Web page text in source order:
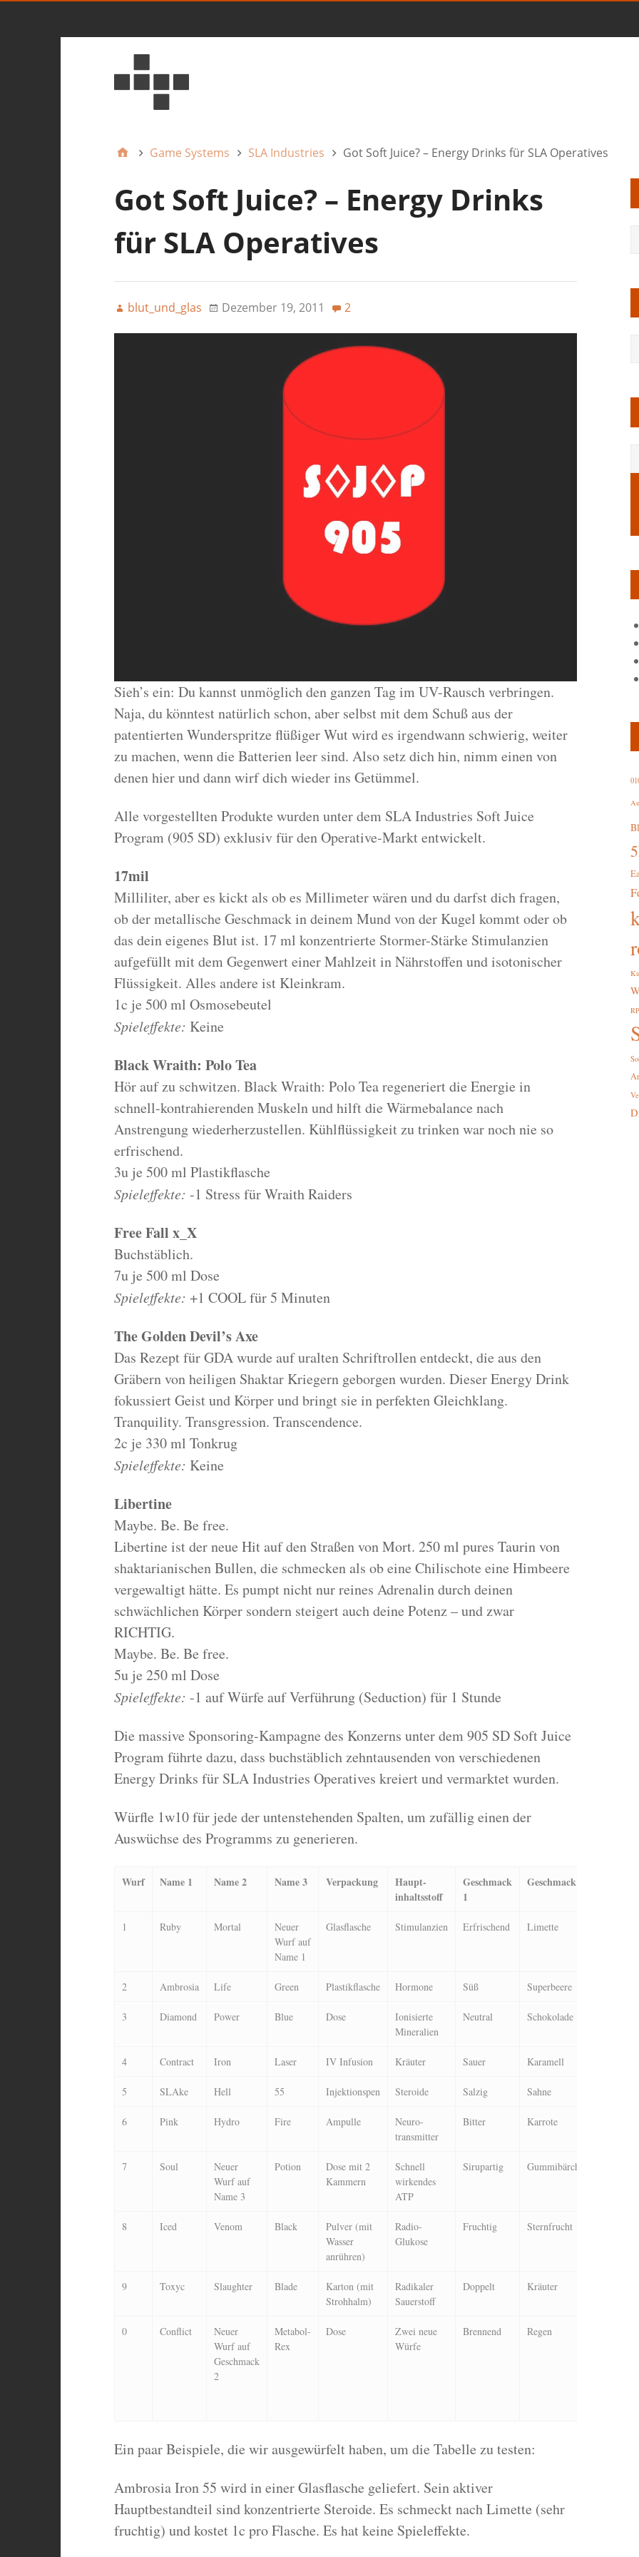
Game Systems SLA Industries Got Soft Juice? – Energy Drinks für SLA Operatives
Got Soft Juice? – Energy Drinks
für SLA Operatives
blut_und_glas Dezember 19, 2011 2
Sieh’s ein: Du kannst unmöglich den ganzen Tag im UV-Rausch verbringen.
Naja, du könntest natürlich schon, aber selbst mit dem Schuß aus der
patentierten Wunderspritze flüßiger Wut wird es irgendwann schwierig, weiter
zu machen, wenn die Batterien leer sind. Also setz dich hin, nimm einen von
denen hier und dann wirf dich wieder ins Getümmel.
Alle vorgestellten Produkte wurden unter dem SLA Industries Soft Juice
Program (905 SD) exklusiv für den Operative-Markt entwickelt.
17mil
Milliliter, aber es kickt als ob es Millimeter wären und du darfst dich fragen,
ob der metallische Geschmack in deinem Mund von der Kugel kommt oder ob
das dein eigenes Blut ist. 17 ml konzentrierte Stormer-Stärke Stimulanzien
aufgefüllt mit dem Gegenwert einer Mahlzeit in Nährstoffen und isotonischer
Flüssigkeit. Alles andere ist Kleinkram.
1c je 500 ml Osmosebeutel
Spieleffekte: Keine
Black Wraith: Polo Tea
Hör auf zu schwitzen. Black Wraith: Polo Tea regeneriert die Energie in
schnell-kontrahierenden Muskeln und hilft die Wärmebalance nach
Anstrengung wiederherzustellen. Kühlflüssigkeit zu trinken war noch nie so
erfrischend.
3u je 500 ml Plastikflasche
Spieleffekte: -1 Stress für Wraith Raiders
Free Fall x_X
Buchstäblich.
7u je 500 ml Dose
Spieleffekte: +1 COOL für 5 Minuten
The Golden Devil’s Axe
Das Rezept für GDA wurde auf uralten Schriftrollen entdeckt, die aus den
Gräbern von heiligen Shaktar Kriegern geborgen wurden. Dieser Energy Drink
fokussiert Geist und Körper und bringt sie in perfekten Gleichklang.
Tranquility. Transgression. Transcendence.
2c je 330 ml Tonkrug
Spieleffekte: Keine
Libertine
Maybe. Be. Be free.
Libertine ist der neue Hit auf den Straßen von Mort. 250 ml pures Taurin von
shaktarianischen Bullen, die schmecken als ob eine Chilischote eine Himbeere
vergewaltigt hätte. Es pumpt nicht nur reines Adrenalin durch deinen
schwächlichen Körper sondern steigert auch deine Potenz – und zwar
RICHTIG.
Maybe. Be. Be free.
5u je 250 ml Dose
Spieleffekte: -1 auf Würfe auf Verführung (Seduction) für 1 Stunde
Die massive Sponsoring-Kampagne des Konzerns unter dem 905 SD Soft Juice
Program führte dazu, dass buchstäblich zehntausenden von verschiedenen
Energy Drinks für SLA Industries Operatives kreiert und vermarktet wurden.
Würfle 1w10 für jede der untenstehenden Spalten, um zufällig einen der
Auswüchse des Programms zu generieren.
Wurf Name 1 Name 2 Name 3 Verpackung
Haupt-
inhaltsstoff
Geschmack
1
Geschmack 2
1 Ruby Mortal
Neuer
Wurf auf
Name 1
Glasflasche Stimulanzien Erfrischend Limette
2 Ambrosia Life Green Plastikflasche Hormone Süß Superbeere
3 Diamond Power Blue Dose
Ionisierte
Mineralien
Neutral Schokolade
4 Contract Iron Laser IV Infusion Kräuter Sauer Karamell
5 SLAke Hell 55 Injektionspen Steroide Salzig Sahne
6 Pink Hydro Fire Ampulle
Neuro-
transmitter
Bitter Karrote
7 Soul
Neuer
Wurf auf
Name 3
Potion
Dose mit 2
Kammern
Schnell
wirkendes
ATP
Sirupartig Gummibärchen
8 Iced Venom Black
Pulver (mit
Wasser
anrühren)
Radio-
Glukose
Fruchtig Sternfrucht
9 Toxyc Slaughter Blade
Karton (mit
Strohhalm)
Radikaler
Sauerstoff
Doppelt Kräuter
0 Conflict
Neuer
Wurf auf
Geschmack
2
Metabol-
Rex
Dose
Zwei neue
Würfe
Brennend Regen
Ein paar Beispiele, die wir ausgewürfelt haben, um die Tabelle zu testen:
Ambrosia Iron 55 wird in einer Glasflasche geliefert. Sein aktiver
Hauptbestandteil sind konzentrierte Steroide. Es schmeckt nach Limette (sehr
fruchtig) und kostet 1c pro Flasche. Es hat keine Spieleffekte.